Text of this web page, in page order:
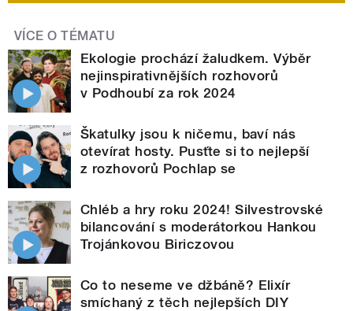
VÍCE O TÉMATU
Ekologie prochází žaludkem. Výběr
nejinspirativnějších rozhovorů
v Podhoubí za rok 2024
Škatulky jsou k ničemu, baví nás
otevírat hosty. Pusťte si to nejlepší
z rozhovorů Pochlap se
Chléb a hry roku 2024! Silvestrovské
bilancování s moderátorkou Hankou
Trojánkovou Biriczovou
Co to neseme ve džbáně? Elixír
smíchaný z těch nejlepších DIY